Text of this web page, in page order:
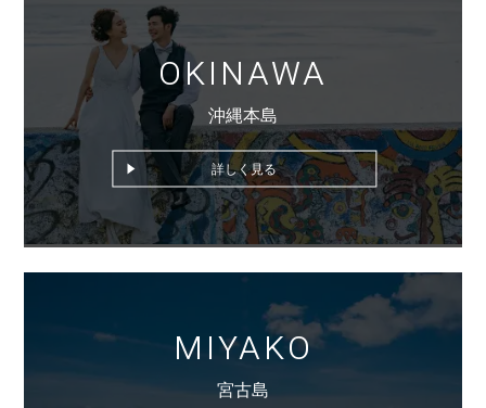
OKINAWA
沖縄本島
詳しく見る
MIYAKO
宮古島